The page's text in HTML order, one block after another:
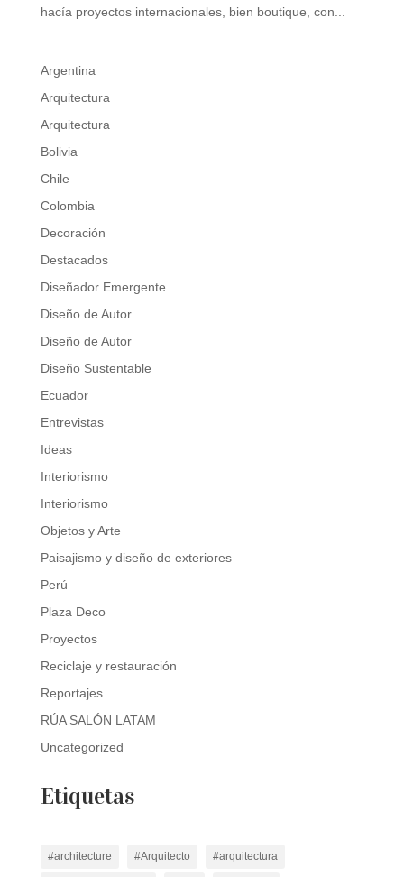
hacía proyectos internacionales, bien boutique, con...
Argentina
Arquitectura
Arquitectura
Bolivia
Chile
Colombia
Decoración
Destacados
Diseñador Emergente
Diseño de Autor
Diseño de Autor
Diseño Sustentable
Ecuador
Entrevistas
Ideas
Interiorismo
Interiorismo
Objetos y Arte
Paisajismo y diseño de exteriores
Perú
Plaza Deco
Proyectos
Reciclaje y restauración
Reportajes
RÚA SALÓN LATAM
Uncategorized
Etiquetas
#architecture #Arquitecto #arquitectura